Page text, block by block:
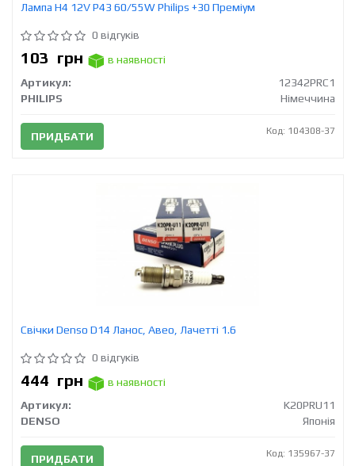
Лампа H4 12V Р43 60/55W Philips +30 Преміум
0 відгуків
103 грн
в наявності
Артикул:
12342PRC1
PHILIPS
Німеччина
ПРИДБАТИ Код: 104308-37
Свічки Denso D14 Ланос, Авео, Лачетті 1.6
0 відгуків
444 грн
в наявності
Артикул:
K20PRU11
DENSO
Японія
ПРИДБАТИ Код: 135967-37